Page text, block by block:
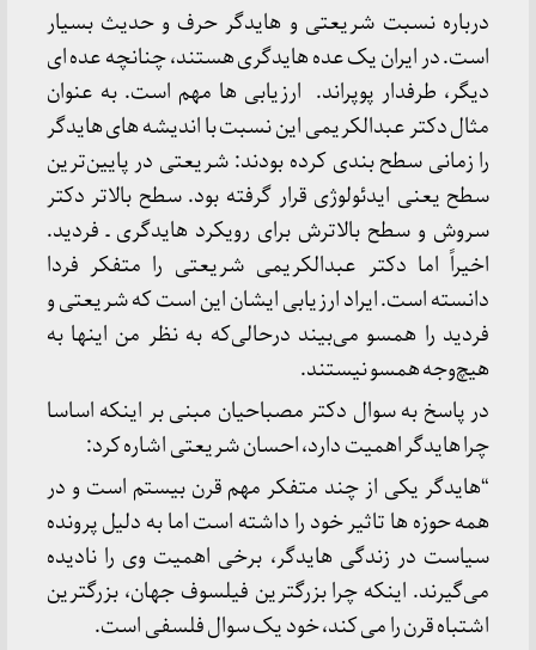
درباره نسبت شریعتی و هایدگر حرف و حدیث بسیار
است. در ایران یک عده هایدگری هستند، چنانچه عده ای
دیگر، طرفدار پوپراند. ارزیابی ها مهم است. به عنوان
مثال دکتر عبدالکریمی این نسبت با اندیشه های هایدگر
را زمانی سطح بندی کرده بودند: شریعتی در پایین‌ترین
سطح یعنی ایدئولوژی قرار گرفته بود. سطح بالاتر دکتر
سروش و سطح بالاترش برای رویکرد هایدگری ـ فردید.
اخیراً اما دکتر عبدالکریمی شریعتی را متفکر فردا
دانسته است. ایراد ارزیابی ایشان این است که شریعتی و
فردید را همسو می‌بیند درحالی‌که به نظر من اینها به
هیچ‌وجه همسو نیستند.
در پاسخ به سوال دکتر مصباحیان مبنی بر اینکه اساسا
چرا هایدگر اهمیت دارد، احسان شریعتی اشاره کرد:
“هایدگر یکی از چند متفکر مهم قرن بیستم است و در
همه حوزه ها تاثیر خود را داشته است اما به دلیل پرونده
سیاست در زندگی هایدگر، برخی اهمیت وی را نادیده
می‌گیرند. اینکه چرا بزرگترین فیلسوف جهان، بزرگترین
اشتباه قرن را می کند، خود یک سوال فلسفی است.